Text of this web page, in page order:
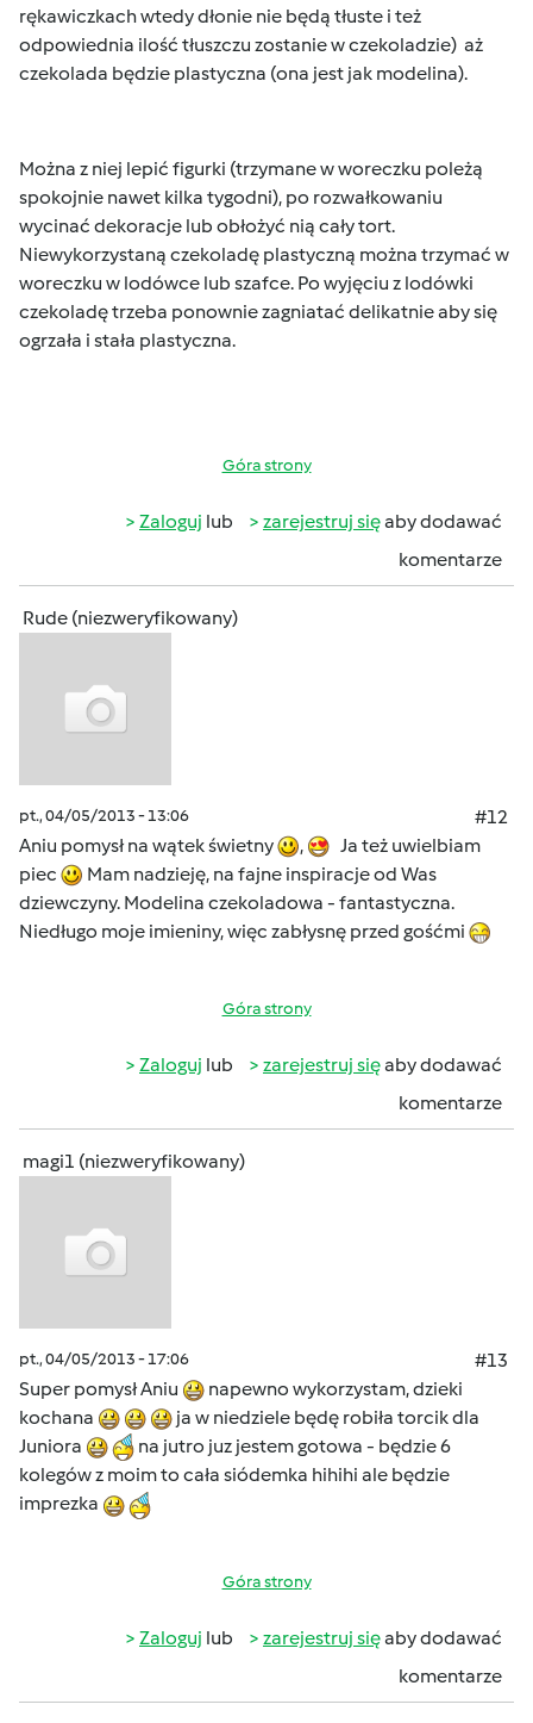
rękawiczkach wtedy dłonie nie będą tłuste i też
odpowiednia ilość tłuszczu zostanie w czekoladzie) aż
czekolada będzie plastyczna (ona jest jak modelina).
Można z niej lepić figurki (trzymane w woreczku poleżą
spokojnie nawet kilka tygodni), po rozwałkowaniu
wycinać dekoracje lub obłożyć nią cały tort.
Niewykorzystaną czekoladę plastyczną można trzymać w
woreczku w lodówce lub szafce. Po wyjęciu z lodówki
czekoladę trzeba ponownie zagniatać delikatnie aby się
ogrzała i stała plastyczna.
Góra strony
Zaloguj lub zarejestruj sięaby dodawać
komentarze
Rude (niezweryfikowany)
pt., 04/05/2013 - 13:06
#12
Aniu pomysł na wątek świetny
,
Ja też uwielbiam
piec
Mam nadzieję, na fajne inspiracje od Was
dziewczyny. Modelina czekoladowa - fantastyczna.
Niedługo moje imieniny, więc zabłysnę przed gośćmi
Góra strony
Zaloguj lub zarejestruj sięaby dodawać
komentarze
magi1 (niezweryfikowany)
pt., 04/05/2013 - 17:06
#13
Super pomysł Aniu
napewno wykorzystam, dzieki
kochana
ja w niedziele będę robiła torcik dla
Juniora
na jutro juz jestem gotowa - będzie 6
kolegów z moim to cała siódemka hihihi ale będzie
imprezka
Góra strony
Zaloguj lub zarejestruj sięaby dodawać
komentarze